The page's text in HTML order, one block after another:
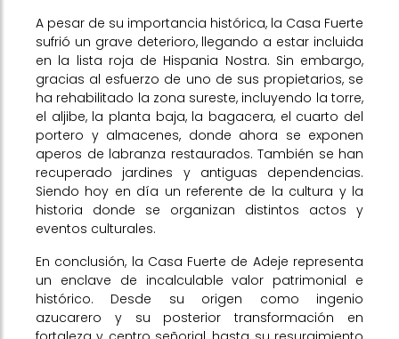
A pesar de su importancia histórica, la Casa Fuerte
sufrió un grave deterioro, llegando a estar incluida
en la lista roja de Hispania Nostra. Sin embargo,
gracias al esfuerzo de uno de sus propietarios, se
ha rehabilitado la zona sureste, incluyendo la torre,
el aljibe, la planta baja, la bagacera, el cuarto del
portero y almacenes, donde ahora se exponen
aperos de labranza restaurados. También se han
recuperado jardines y antiguas dependencias.
Siendo hoy en día un referente de la cultura y la
historia donde se organizan distintos actos y
eventos culturales.
En conclusión, la Casa Fuerte de Adeje representa
un enclave de incalculable valor patrimonial e
histórico. Desde su origen como ingenio
azucarero y su posterior transformación en